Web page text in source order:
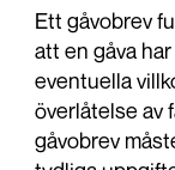
Ett gåvobrev
att en gåva
eventuella
överlåtelse av
gåvobrev